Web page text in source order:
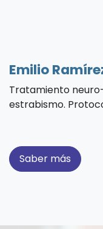
Emilio
Tratamiento
estrabismo.
Saber más